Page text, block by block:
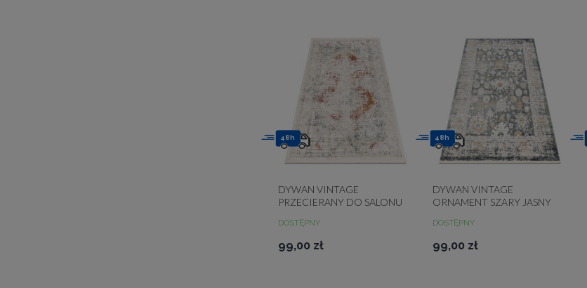
DYWAN VINTAGE
PRZECIERANY DO SALONU
0100B
DOSTĘPNY
99,00 zł
48h
DYWAN VINTAGE
ORNAMENT SZARY JASNY
KWIATY
DOSTĘPNY
99,00 zł
48h